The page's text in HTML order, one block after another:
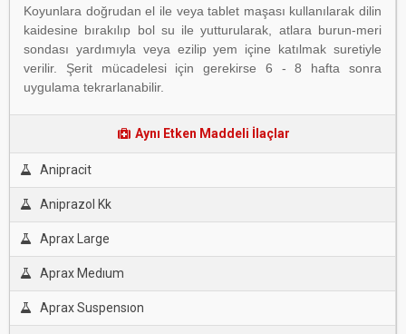
Koyunlara doğrudan el ile veya tablet maşası kullanılarak dilin
kaidesine bırakılıp bol su ile yutturularak, atlara burun-meri
sondası yardımıyla veya ezilip yem içine katılmak suretiyle
verilir. Şerit mücadelesi için gerekirse 6 - 8 hafta sonra
uygulama tekrarlanabilir.
Aynı Etken Maddeli İlaçlar
Anipracit
Aniprazol Kk
Aprax Large
Aprax Medıum
Aprax Suspensıon